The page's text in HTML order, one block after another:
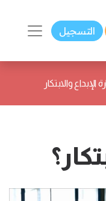
التسجيل
الإبداع والابتكار